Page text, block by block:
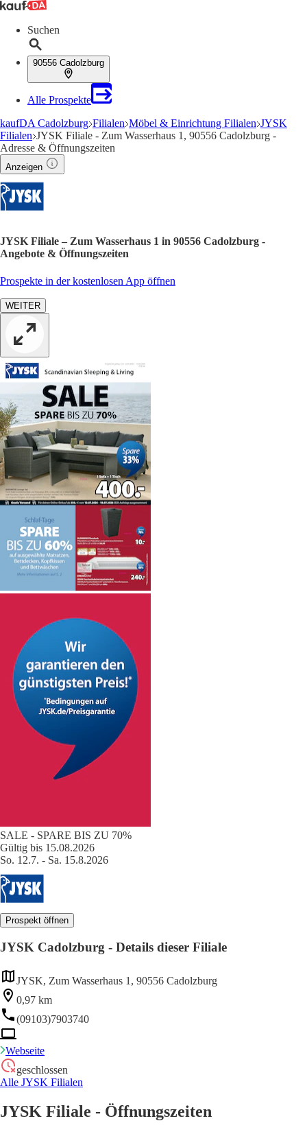
Suchen
90556 Cadolzburg
Alle Prospekte
kaufDA Cadolzburg Filialen Möbel & Einrichtung Filialen JYSK
Filialen JYSK Filiale - Zum Wasserhaus 1, 90556 Cadolzburg -
Adresse & Öffnungszeiten
Anzeigen
JYSK Filiale – Zum Wasserhaus 1 in 90556 Cadolzburg -
Angebote & Öffnungszeiten
Prospekte in der kostenlosen App öffnen
WEITER
SALE - SPARE BIS ZU 70%
Gültig bis 15.08.2026
So. 12.7. - Sa. 15.8.2026
Prospekt öffnen
JYSK Cadolzburg - Details dieser Filiale
JYSK, Zum Wasserhaus 1, 90556 Cadolzburg
0,97 km
(09103)7903740
Webseite
geschlossen
Alle JYSK Filialen
JYSK Filiale - Öffnungszeiten